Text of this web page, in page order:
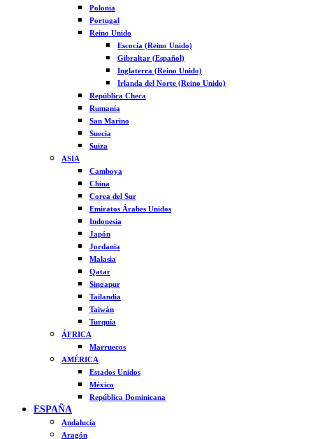
Polonia
Portugal
Reino Unido
Escocia (Reino Unido)
Gibraltar (Español)
Inglaterra (Reino Unido)
Irlanda del Norte (Reino Unido)
República Checa
Rumanía
San Marino
Suecia
Suiza
ASIA
Camboya
China
Corea del Sur
Emiratos Árabes Unidos
Indonesia
Japón
Jordania
Malasia
Qatar
Singapur
Tailandia
Taiwán
Turquía
ÁFRICA
Marruecos
AMÉRICA
Estados Unidos
México
República Dominicana
ESPAÑA
Andalucía
Aragón